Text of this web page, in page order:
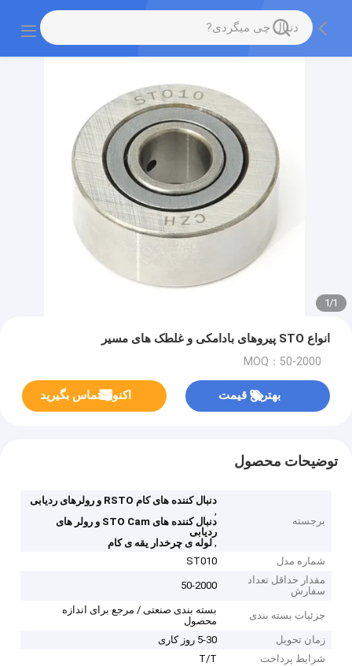
1
/
1
انواع STO پیروهای بادامکی و غلطک های مسیر
MOQ：50-2000
بهترین قیمت اکنون تماس بگیرید
توضیحات محصول
برجسته
دنبال کننده های کام RSTO و رولرهای ردیابی
,
دنبال کننده های STO Cam و رولر های
ردیابی
,لوله ی چرخدار یقه ی کام
شماره مدل
ST010
مقدار حداقل تعداد
سفارش
50-2000
جزئیات بسته بندی
بسته بندی صنعتی / مرجع برای اندازه
محصول
زمان تحویل
5-30 روز کاری
شرایط پرداخت
T/T